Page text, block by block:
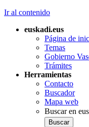
Ir al contenido
euskadi.eus
Página de
Temas
Gobierno
Trámites
Herramientas
Contacto
Buscador
Mapa web
Buscar en